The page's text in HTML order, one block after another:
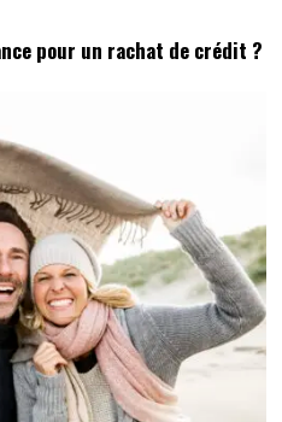
pour un rachat de crédit ?